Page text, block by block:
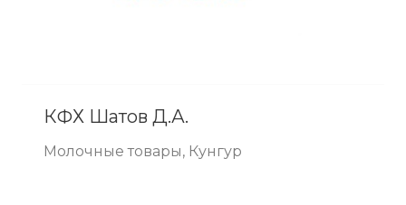
КФХ Шатов Д.А.
Молочные товары, Кунгур